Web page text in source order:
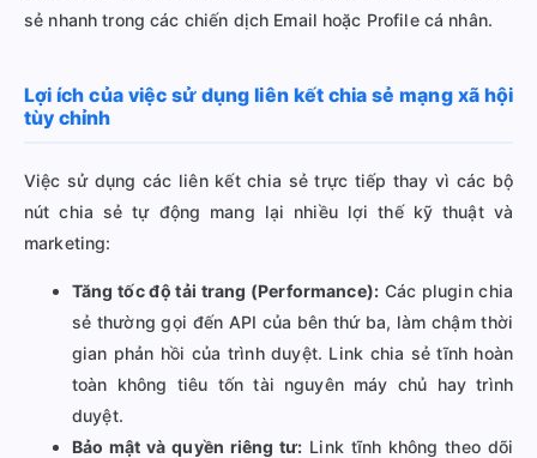
sẻ nhanh trong các chiến dịch Email hoặc Profile cá nhân.
Lợi ích của việc sử dụng liên kết chia sẻ mạng xã hội
tùy chỉnh
Việc sử dụng các liên kết chia sẻ trực tiếp thay vì các bộ
nút chia sẻ tự động mang lại nhiều lợi thế kỹ thuật và
marketing:
Tăng tốc độ tải trang (Performance):Các plugin chia
sẻ thường gọi đến API của bên thứ ba, làm chậm thời
gian phản hồi của trình duyệt. Link chia sẻ tĩnh hoàn
toàn không tiêu tốn tài nguyên máy chủ hay trình
duyệt.
Bảo mật và quyền riêng tư: Link tĩnh không theo dõi